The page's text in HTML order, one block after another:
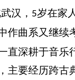
汉， 5岁在家
作曲系又继续
直深耕于音乐
主要经历跨